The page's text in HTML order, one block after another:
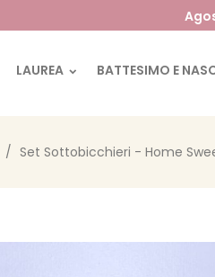
LAUREA BATTESIMO E
Set Sottobicchieri - Home